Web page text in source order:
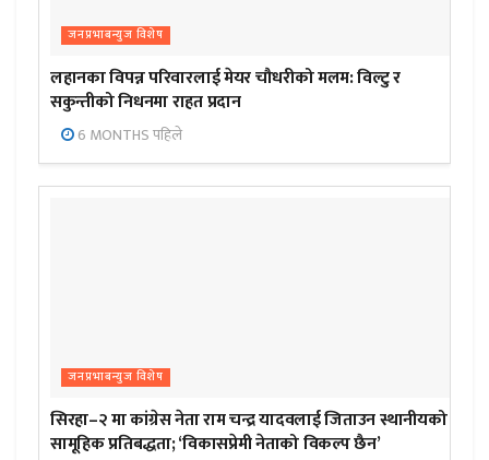
जनप्रभाबन्युज विशेष
लहानका विपन्न परिवारलाई मेयर चौधरीको मलम: विल्टु र
सकुन्तीको निधनमा राहत प्रदान
6 MONTHS पहिले
जनप्रभाबन्युज विशेष
सिरहा–२ मा कांग्रेस नेता राम चन्द्र यादवलाई जिताउन स्थानीयको
सामूहिक प्रतिबद्धता; ‘विकासप्रेमी नेताको विकल्प छैन’